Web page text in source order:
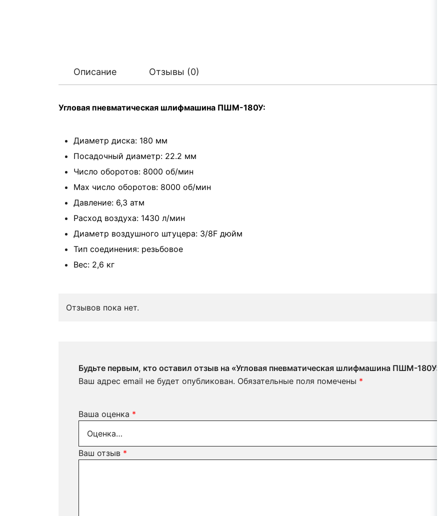
Описание Отзывы (0)
Угловая пневматическая шлифмашина ПШМ-180У:
Диаметр диска: 180 мм
Посадочный диаметр: 22.2 мм
Число оборотов: 8000 об/мин
Max число оборотов: 8000 об/мин
Давление: 6,3 атм
Расход воздуха: 1430 л/мин
Диаметр воздушного штуцера: 3/8F дюйм
Тип соединения: резьбовое
Вес: 2,6 кг
Отзывов пока нет.
Будьте первым, кто оставил отзыв на «Угловая пневматическая шлифмашина ПШМ-180У»
Ваш адрес email не будет опубликован. Обязательные поля помечены *
Ваша оценка *
Ваш отзыв *